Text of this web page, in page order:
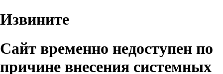
Извините
Сайт временно недоступен по
причине внесения системных